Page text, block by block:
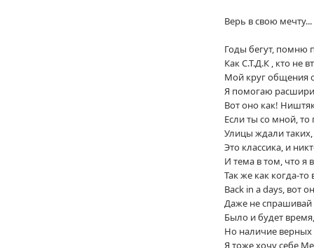
Верь в свою мечту...
Годы бегут, помню
Как С.Т.Д.К , кто не
Мой круг общения
Я помогаю
Вот оно как!
Если ты со мной,
Улицы ждали
Это классика, и
И тема в том, что я
Так же как когда-то
Back in a days, вот
Даже не спрашивай
Было и будет
Но наличие верных
Я тоже хочу себе